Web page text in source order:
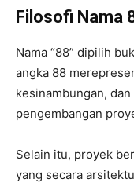
Filosofi Nama
Nama “88” dipilih
angka 88
kesinambungan,
pengembangan
Selain itu, proyek
yang secara